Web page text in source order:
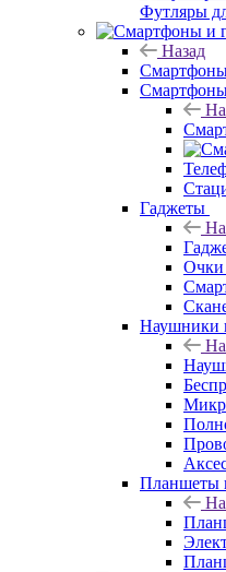
Футляры
Назад
Гаджеты
Очки
Наушники
Планшеты